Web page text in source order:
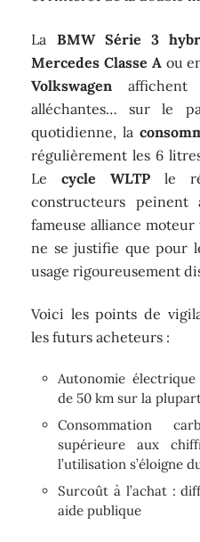
La BMW Série 3
Mercedes Classe Aou
Volkswagen affichent
alléchantes… sur le
quotidienne, la
régulièrement les 6
Lecycle WLTP le
constructeurs
fameuse alliance
ne se justifie que pour
usage rigoureusement
Voici les points de
les futurs acheteurs :
Autonomie
de 50 km sur la
Consommation
supérieure aux
l’utilisation s’éloigne
Surcoût à l’achat :
aide publique